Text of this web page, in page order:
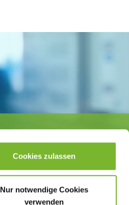
Cookies zulassen
Nur notwendige Cookies
verwenden